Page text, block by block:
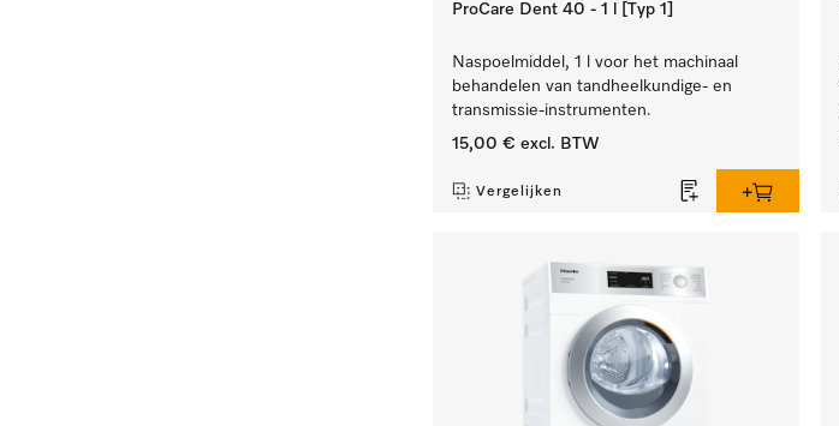
ProCare Dent 40 - 1 l [Typ 1]
Naspoelmiddel, 1 l voor het machinaal
behandelen van tandheelkundige- en
transmissie-instrumenten.
15,00 € excl. BTW
Vergelijken